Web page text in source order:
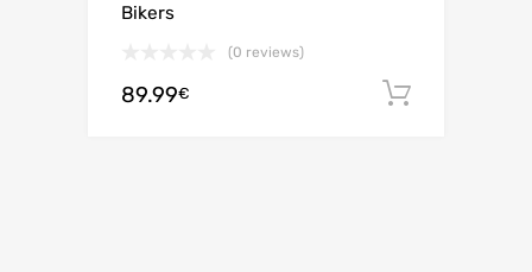
Bikers
(0 reviews)
89.99€